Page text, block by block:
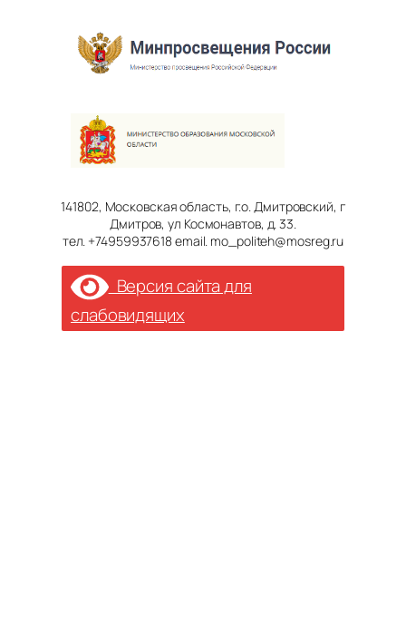
141802, Московская область, г.о. Дмитровский, г
Дмитров, ул Космонавтов, д. 33.
тел. +74959937618 email. mo_politeh@mosreg.ru
Версия сайта для
слабовидящих